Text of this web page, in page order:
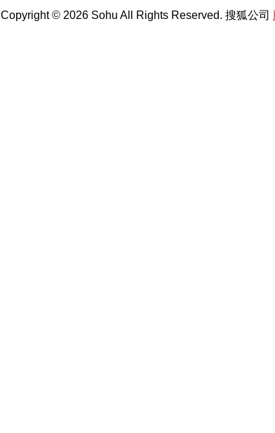
Copyright © 2026 Sohu All Rights Reserved. 搜狐公司